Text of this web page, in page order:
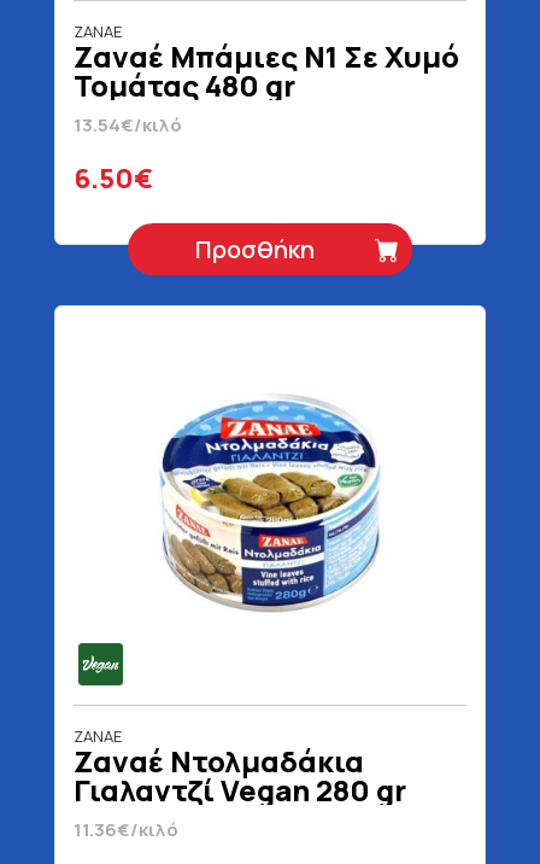
ZANAE
Ζαναέ Μπάμιες Ν1 Σε Χυμό
Τομάτας 480 gr
13.54€/κιλό
6.50€
Προσθήκη
ZANAE
Ζαναέ Ντολμαδάκια
Γιαλαντζί Vegan 280 gr
11.36€/κιλό